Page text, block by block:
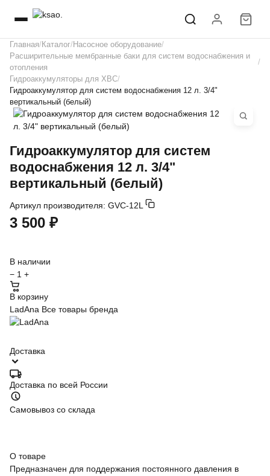
Главная Каталог Насосное оборудование
Расширительные мембранные баки для систем водоснабжения и
отопления
Гидроаккумуляторы для ХВС
Гидроаккумулятор для систем водоснабжения 12 л. 3/4"
вертикальный (белый)
Гидроаккумулятор для систем
водоснабжения 12 л. 3/4"
вертикальный (белый)
Артикул производителя: GVC-12L
3 500 ₽
В наличии
− 1 +
В корзину
LadAna Все товары бренда
Доставка
Доставка по всей России
Самовывоз со склада
О товаре
Предназначен для поддержания постоянного давления в